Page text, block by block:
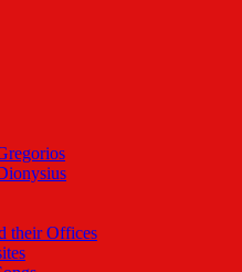
their Offices